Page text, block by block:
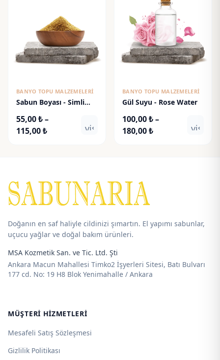
115,00 ₺
BANYO TOPU MALZEMELERI
Sabun Boyası - Simli
55,00₺–
115,00₺Fiyat
visibility
BANYO TOPU MALZEMELERI
Gül Suyu - Rose Water
100,00₺–
180,00₺Fiyat
Doğanın en saf haliyle cildinizi şımartın. El yapımı sabunlar,
uçucu yağlar ve doğal bakım ürünleri.
MSA Kozmetik San. ve Tic. Ltd. Şti
Ankara Macun Mahallesi Timko2 İşyerleri Sitesi, Batı Bulvarı
177 cd. No: 19 H8 Blok Yenimahalle / Ankara
MÜŞTERI HIZMETLERI
Mesafeli Satış Sözleşmesi
Gizlilik Politikası